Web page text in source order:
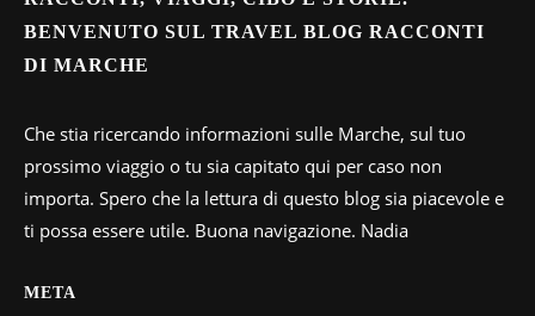
BENVENUTO SUL TRAVEL BLOG RACCONTI
DI MARCHE
Che stia ricercando informazioni sulle Marche, sul tuo
prossimo viaggio o tu sia capitato qui per caso non
importa. Spero che la lettura di questo blog sia piacevole e
ti possa essere utile. Buona navigazione. Nadia
META